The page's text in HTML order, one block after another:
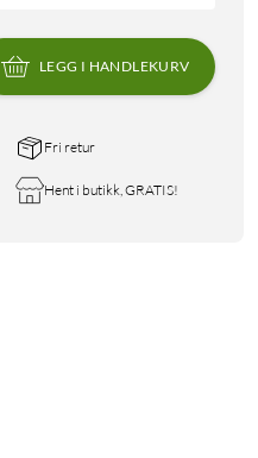
LEGG I HANDLEKURV
Fri retur
Hent i butikk, GRATIS!